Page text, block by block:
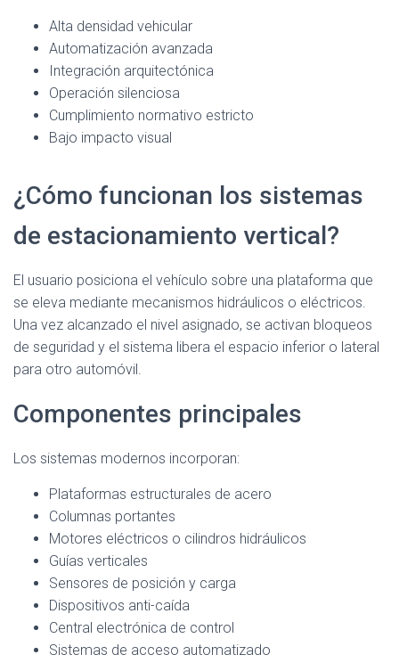
Alta densidad vehicular
Automatización avanzada
Integración arquitectónica
Operación silenciosa
Cumplimiento normativo estricto
Bajo impacto visual
¿Cómo funcionan los sistemas
de estacionamiento vertical?
El usuario posiciona el vehículo sobre una plataforma que
se eleva mediante mecanismos hidráulicos o eléctricos.
Una vez alcanzado el nivel asignado, se activan bloqueos
de seguridad y el sistema libera el espacio inferior o lateral
para otro automóvil.
Componentes principales
Los sistemas modernos incorporan:
Plataformas estructurales de acero
Columnas portantes
Motores eléctricos o cilindros hidráulicos
Guías verticales
Sensores de posición y carga
Dispositivos anti-caída
Central electrónica de control
Sistemas de acceso automatizado